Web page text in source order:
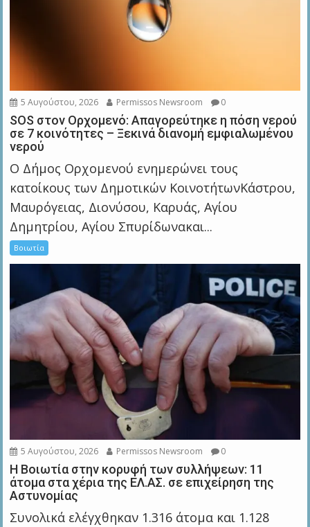
5 Αυγούστου, 2026 Permissos Newsroom 0
SOS στον Ορχομενό: Απαγορεύτηκε η πόση νερού
σε 7 κοινότητες – Ξεκινά διανομή εμφιαλωμένου
νερού
Ο Δήμος Ορχομενού ενημερώνει τους
κατοίκους των Δημοτικών ΚοινοτήτωνΚάστρου,
Μαυρόγειας, Διονύσου, Καρυάς, Αγίου
Δημητρίου, Αγίου Σπυρίδωνακαι...
Βοιωτία
5 Αυγούστου, 2026 Permissos Newsroom 0
Η Βοιωτία στην κορυφή των συλλήψεων: 11
άτομα στα χέρια της ΕΛ.ΑΣ. σε επιχείρηση της
Αστυνομίας
Συνολικά ελέγχθηκαν 1.316 άτομα και 1.128